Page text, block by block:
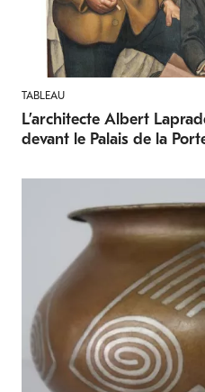
TABLEAU
L’architecte Albert
devant le Palais de la